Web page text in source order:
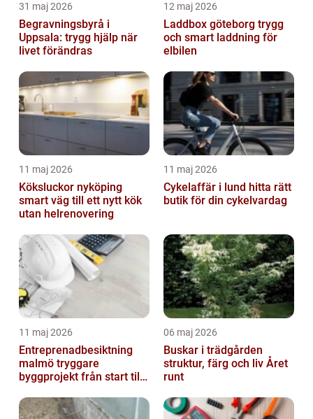
31 maj 2026
Begravningsbyrå i
Uppsala: trygg hjälp när
livet förändras
12 maj 2026
Laddbox göteborg trygg
och smart laddning för
elbilen
11 maj 2026
Köksluckor nyköping
smart väg till ett nytt kök
utan helrenovering
11 maj 2026
Cykelaffär i lund hitta rätt
butik för din cykelvardag
11 maj 2026
Entreprenadbesiktning
malmö tryggare
byggprojekt från start till
06 maj 2026
Buskar i trädgården
struktur, färg och liv Året
runt